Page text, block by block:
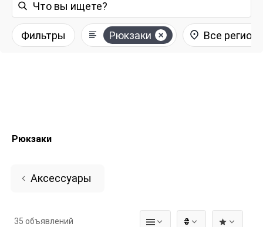
Фильтры Рюкзаки Все
Рюкзаки
Аксессуары
₴
35 объявлений